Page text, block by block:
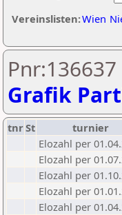
Vereinslisten:Wien
Grafik
tnrSt turnier
Elozahl per
Elozahl per
Elozahl per
Elozahl per
Elozahl per